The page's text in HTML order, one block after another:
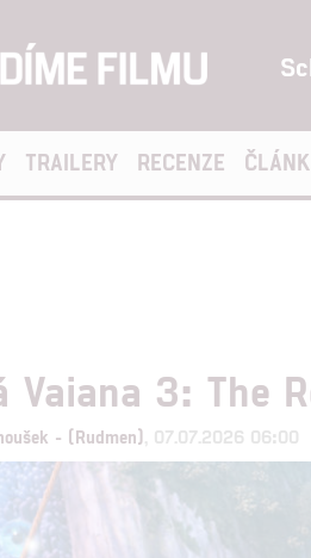
TRAILERY RECENZE
Vaiana 3: The
- (Rudmen) , 07.07.2026 06:00